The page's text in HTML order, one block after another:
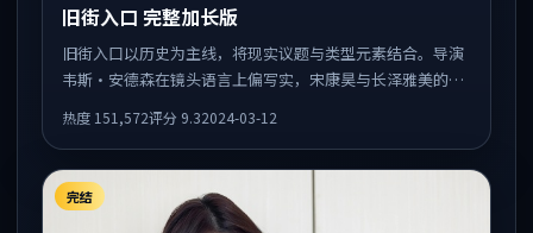
旧街入口 完整加长版
旧街入口以历史为主线，将现实议题与类型元素结合。导演
韦斯·安德森在镜头语言上偏写实，宋康昊与长泽雅美的对
热度 151,572评分 9.32024-03-12
完结